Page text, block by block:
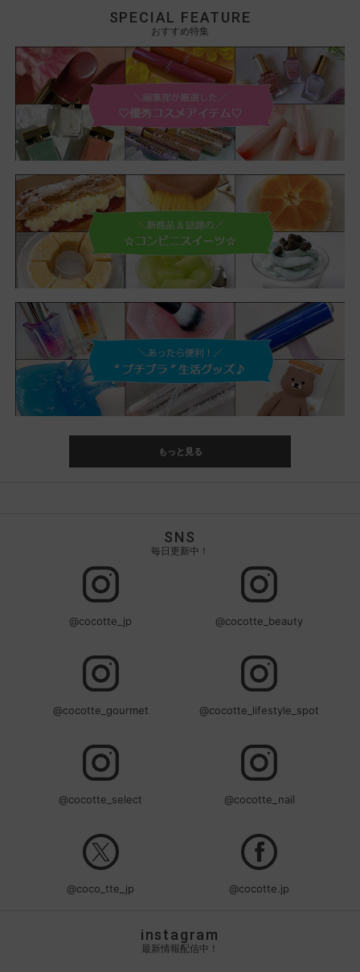
SPECIAL FEATURE
おすすめ特集
もっと見る
SNS
毎日更新中！
@cocotte_jp @cocotte_beauty
@cocotte_gourmet @cocotte_lifestyle_spot
@cocotte_select @cocotte_nail
@coco_tte_jp @cocotte.jp
instagram
最新情報配信中！